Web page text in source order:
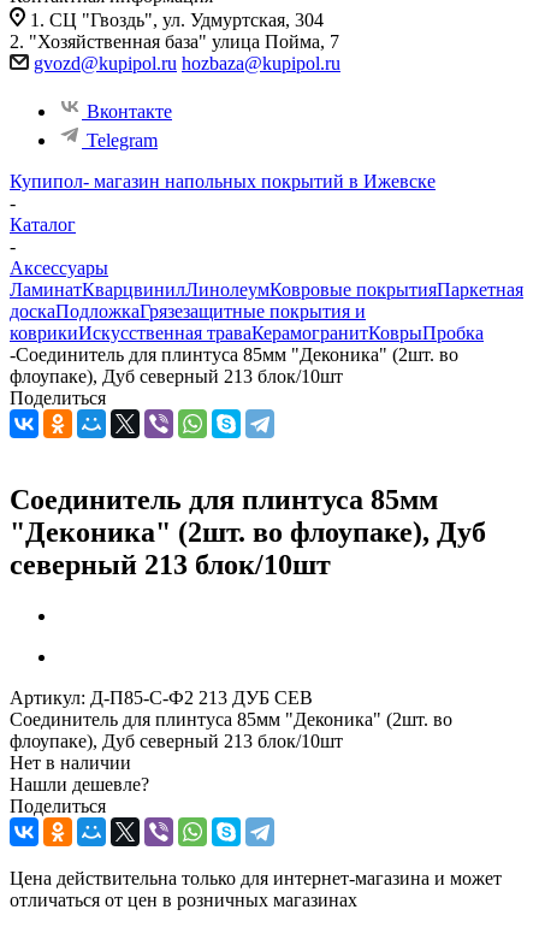
1. СЦ "Гвоздь", ул. Удмуртская, 304
2. "Хозяйственная база" улица Пойма, 7
gvozd@kupipol.ru hozbaza@kupipol.ru
Вконтакте
Telegram
Купипол- магазин напольных покрытий в Ижевске
-
Каталог
-
Аксессуары
ЛаминатКварцвинилЛинолеумКовровые покрытияПаркетная
доскаПодложкаГрязезащитные покрытия и
коврикиИскусственная траваКерамогранитКоврыПробка
-Соединитель для плинтуса 85мм "Деконика" (2шт. во
флоупаке), Дуб северный 213 блок/10шт
Поделиться
Соединитель для плинтуса 85мм
"Деконика" (2шт. во флоупаке), Дуб
северный 213 блок/10шт
Артикул: Д-П85-С-Ф2 213 ДУБ СЕВ
Соединитель для плинтуса 85мм "Деконика" (2шт. во
флоупаке), Дуб северный 213 блок/10шт
Нет в наличии
Нашли дешевле?
Поделиться
Цена действительна только для интернет-магазина и может
отличаться от цен в розничных магазинах